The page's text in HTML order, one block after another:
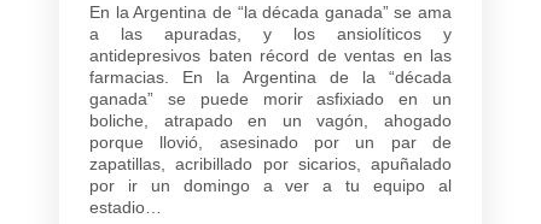
En la Argentina de “la década ganada” se ama
a las apuradas, y los ansiolíticos y
antidepresivos baten récord de ventas en las
farmacias. En la Argentina de la “década
ganada” se puede morir asfixiado en un
boliche, atrapado en un vagón, ahogado
porque llovió, asesinado por un par de
zapatillas, acribillado por sicarios, apuñalado
por ir un domingo a ver a tu equipo al
estadio…